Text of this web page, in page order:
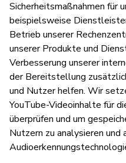
Sicherheitsmaßnahmen für
beispielsweise
Betrieb unserer
unserer Produkte und
Verbesserung unserer
der Bereitstellung
und Nutzer helfen. Wir
YouTube-Videoinhalte für
überprüfen und um
Nutzern zu analysieren und